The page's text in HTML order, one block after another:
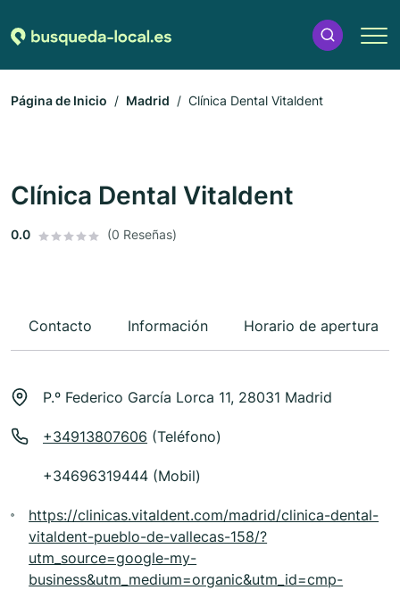
Página de Inicio Madrid Clínica Dental Vitaldent
Clínica Dental Vitaldent
0.0 (0 Reseñas)
Contacto Información Horario de apertura
P.º Federico García Lorca 11, 28031 Madrid
+34913807606 (Teléfono)
+34696319444 (Mobil)
https://clinicas.vitaldent.com/madrid/clinica-dental-
vitaldent-pueblo-de-vallecas-158/?
utm_source=google-my-
business&utm_medium=organic&utm_id=cmp-